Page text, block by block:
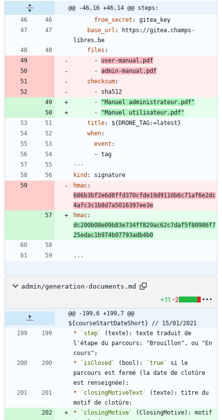
@@ -46,16 +46,14 @@ steps:
from_secret :
gitea_key
base_url :
https://gitea.champs-
libres.be
files :
- user-manual.pdf
- admin-manual.pdf
checksum:
- sha512
-
"Manuel administrateur.pdf"
-
"Manuel utilisateur.pdf"
title:
${DRONE_TAG:=latest}
when:
event :
- tag
---
kind :
signature
hmac:
686b3bf2e6d8ffd370cfde19d9110b6c71af6e2dc
4afc3c1b8d7a5016397ee3e
hmac:
dc200b08e09b83e734ff829ac62c7daf5f80986f7
25edac1b974b07793adb4b0
...
admin/generation-documents.md
+11 -2
@@ -199,6 +199,7 @@
${courseStartDateShort} // 15/01/2021
*
`step`
(texte): texte traduit de
l'étape du parcours: "Brouillon", ou "En
*
`isClosed` (bool): `true`
si le
parcours est fermé (la date de clotûre
*
`closingMotiveText`
(texte): titre du
*
`closingMotive`
(ClosingMotive): motif